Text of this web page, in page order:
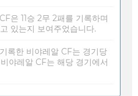
은 11승 2무 2패를 기록하며
있는지 보여주었습니다.
록한 비야레알 CF는 경기당
야레알 CF는 해당 경기에서